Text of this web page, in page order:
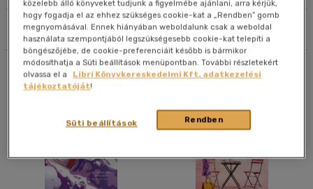
Szűrés Rendezés
Megjelenítés
20 db / oldal
40 db / oldal
Összesen3db
közelebb álló könyveket tudjunk a figyelmébe ajánlani, arra kérjük,
hogy fogadja el az ehhez szükséges cookie-kat a „Rendben” gomb
megnyomásával. Ennek hiányában weboldalunk csak a weboldal
használata szempontjából legszükségesebb cookie-kat telepíti a
böngészőjébe, de cookie-preferenciáit később is bármikor
módosíthatja a Süti beállítások menüpontban. További részletekért
olvassa el a
Libri Könyvkereskedelmi Kft. adatkezelési
tájékoztatóját!
Rendben
Süti beállítások